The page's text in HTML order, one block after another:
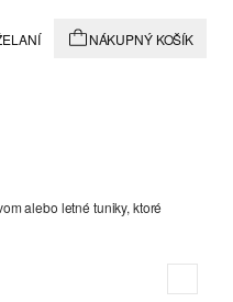
NÁKUPNÝ KOŠÍK
alebo letné tuniky, ktoré